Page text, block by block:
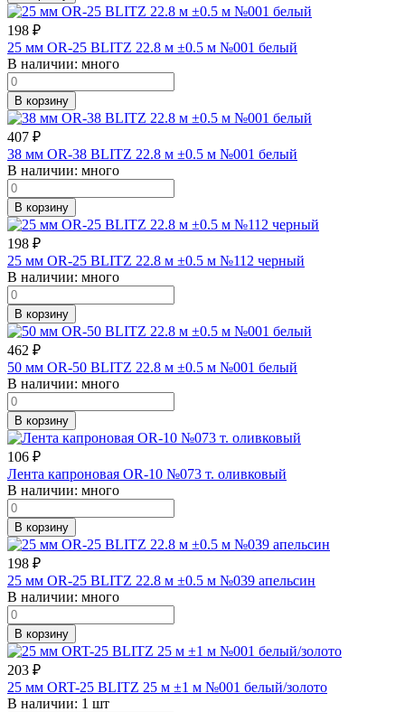
198 ₽
25 мм OR-25 BLITZ 22.8 м ±0.5 м №001 белый
В наличии: много
В корзину
407 ₽
38 мм OR-38 BLITZ 22.8 м ±0.5 м №001 белый
В наличии: много
В корзину
198 ₽
25 мм OR-25 BLITZ 22.8 м ±0.5 м №112 черный
В наличии: много
В корзину
462 ₽
50 мм OR-50 BLITZ 22.8 м ±0.5 м №001 белый
В наличии: много
В корзину
106 ₽
Лента капроновая OR-10 №073 т. оливковый
В наличии: много
В корзину
198 ₽
25 мм OR-25 BLITZ 22.8 м ±0.5 м №039 апельсин
В наличии: много
В корзину
203 ₽
25 мм ORT-25 BLITZ 25 м ±1 м №001 белый/золото
В наличии: 1 шт